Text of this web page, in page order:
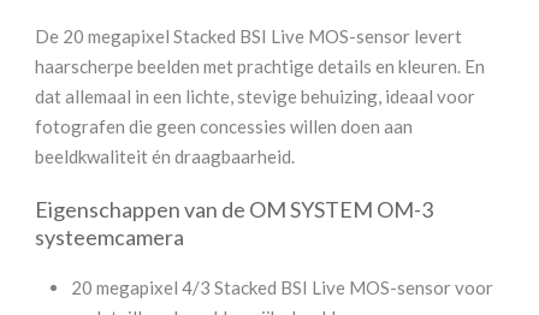
De 20 megapixel Stacked BSI Live MOS-sensor levert
haarscherpe beelden met prachtige details en kleuren. En
dat allemaal in een lichte, stevige behuizing, ideaal voor
fotografen die geen concessies willen doen aan
beeldkwaliteit én draagbaarheid.
Eigenschappen van de OM SYSTEM OM-3
systeemcamera
20 megapixel 4/3 Stacked BSI Live MOS-sensor voor